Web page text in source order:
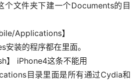
个文件夹下建一个Documents的目
Applications】
装的程序都在里面。
iPhone4这条不能用
目录里面是所有通过Cydia和